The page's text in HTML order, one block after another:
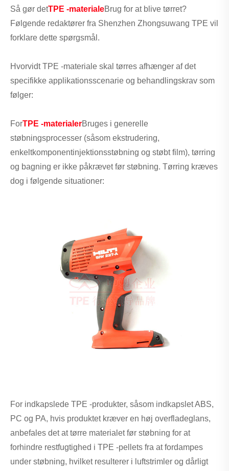
Så gør detTPE -materialeBrug for at blive tørret?
Følgende redaktører fra Shenzhen Zhongsuwang TPE vil
forklare dette spørgsmål.
Hvorvidt TPE -materiale skal tørres afhænger af det
specifikke applikationsscenarie og behandlingskrav som
følger:
ForTPE -materialerBruges i generelle
støbningsprocesser (såsom ekstrudering,
enkeltkomponentinjektionsstøbning og støbt film), tørring
og bagning er ikke påkrævet før støbning. Tørring kræves
dog i følgende situationer:
For indkapslede TPE -produkter, såsom indkapslet ABS,
PC og PA, hvis produktet kræver en høj overfladeglans,
anbefales det at tørre materialet før støbning for at
forhindre restfugtighed i TPE -pellets fra at fordampes
under støbning, hvilket resulterer i luftstrimler og dårligt